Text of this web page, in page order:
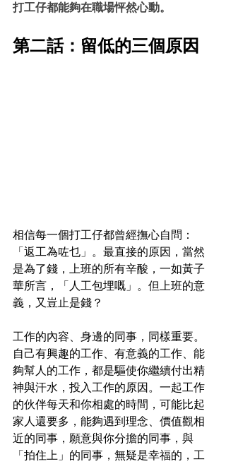
打工仔都能夠在職場怦然心動。
第二話：留低的三個原因
相信每一個打工仔都曾經撫心自問：
「返工為咗乜」。最直接的原因，當然
是為了錢，上班的所有辛酸，一如黃子
華所言，「人工包埋嘅」。但上班的意
義，又豈止是錢？
工作的內容、身邊的同事，同樣重要。
自己有興趣的工作、有意義的工作、能
夠幫人的工作，都是驅使你繼續付出精
神與汗水，投入工作的原因。一起工作
的伙伴每天和你相處的時間，可能比起
家人還要多，能夠遇到理念、價值觀相
近的同事，願意與你分擔的同事，與
「拍住上」的同事，無疑是幸福的，工